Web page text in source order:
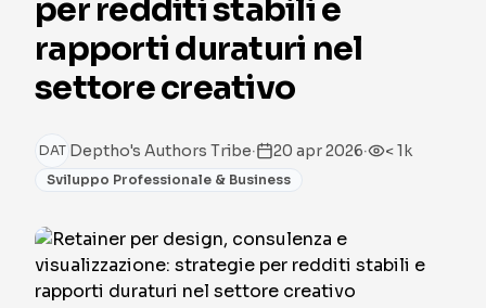
per redditi stabili e
rapporti duraturi nel
settore creativo
DAT Deptho's Authors Tribe· 20 apr 2026· < 1k
Sviluppo Professionale & Business